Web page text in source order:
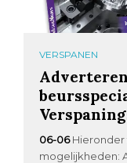
VERSPANEN
06-06
mogelijkheden: